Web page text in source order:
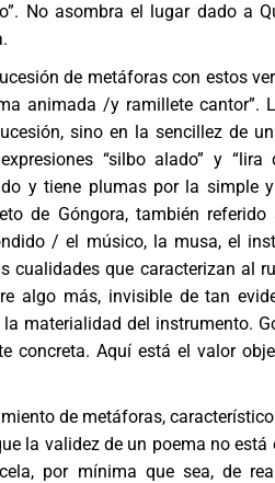
No asombra el lugar dado a
de metáforas con estos
animada /y ramillete cantor”.
sino en la sencillez de
“silbo alado” y
y tiene plumas por la simple
de Góngora, también
/ el músico, la musa, el
cualidades que caracterizan al
algo más, invisible de tan
materialidad del instrumento.
concreta. Aquí está el valor
de metáforas,
la validez de un poema no
por mínima que sea, de